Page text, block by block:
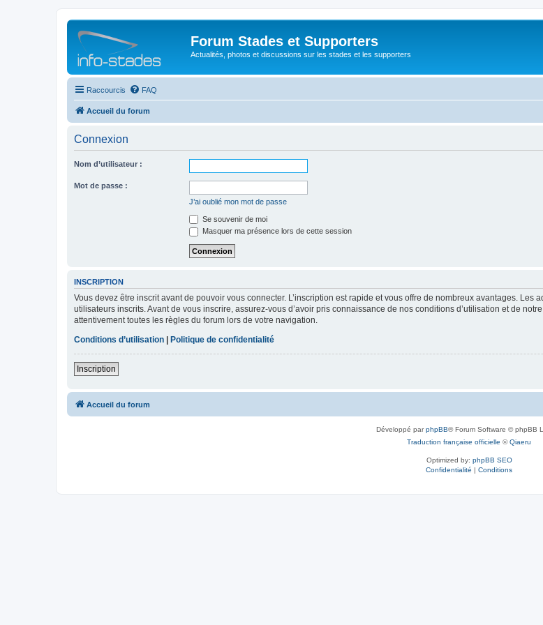
Forum Stades et Supporters
Actualités, photos et discussions sur les stades et les supporters
Raccourcis FAQ
Accueil du forum
Connexion
Nom d’utilisateur :
Mot de passe :
J’ai oublié mon mot de passe
Se souvenir de moi
Masquer ma présence lors de cette session
INSCRIPTION
Vous devez être inscrit avant de pouvoir vous connecter. L’inscription est rapide et vous offre de nombreux avantages.
utilisateurs inscrits. Avant de vous inscrire, assurez-vous d’avoir pris connaissance de nos conditions d’utilisation et de
attentivement toutes les règles du forum lors de votre navigation.
Conditions d’utilisation
Politique de confidentialité
Inscription
Accueil du forum
Développé parphpBB® Forum Software © phpBB
Traduction française officielle ©Qiaeru
Optimized by: phpBB SEO
Confidentialité | Conditions